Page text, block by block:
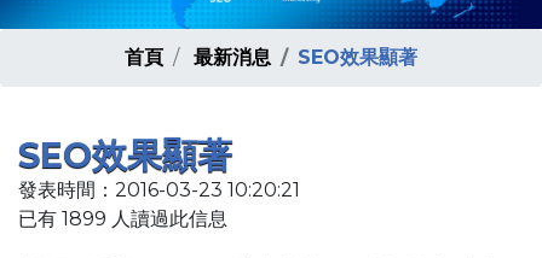
首頁 最新消息 SEO效果顯著
SEO效果顯著
發表時間：2016-03-23 10:20:21
已有 1899 人讀過此信息